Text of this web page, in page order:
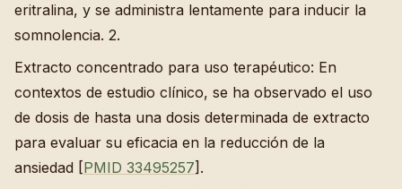
eritralina, y se administra lentamente para inducir la
somnolencia. 2.
Extracto concentrado para uso terapéutico: En
contextos de estudio clínico, se ha observado el uso
de dosis de hasta una dosis determinada de extracto
para evaluar su eficacia en la reducción de la
ansiedad [PMID 33495257].